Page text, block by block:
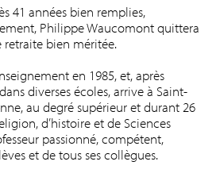
41 années bien remplies,
Philippe Waucomont quittera
retraite bien méritée.
en 1985, et, après
diverses écoles, arrive à Saint-
au degré supérieur et durant 26
d’histoire et de Sciences
passionné, compétent,
et de tous ses collègues.